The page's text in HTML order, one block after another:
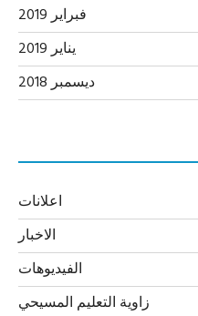
فبراير 2019
يناير 2019
ديسمبر 2018
اعلانات
الاخبار
الفيديوهات
زاوية التعليم المسيحي